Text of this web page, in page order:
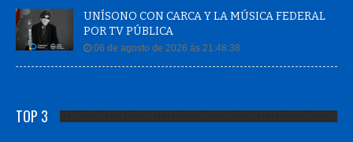
POR TV PÚBLICA
06 de agosto de 2026 às 21:48:38